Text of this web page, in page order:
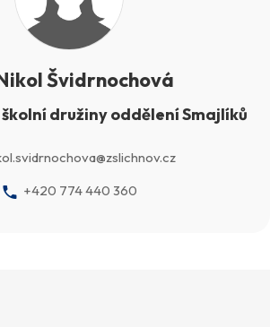
Švidrnochová
družiny oddělení Smajlíků
+420 774 440 360